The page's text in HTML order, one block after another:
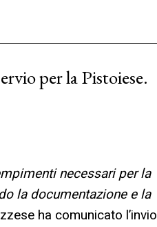
per la Pistoiese.
necessari per la
la documentazione e la
ha comunicato l’invio